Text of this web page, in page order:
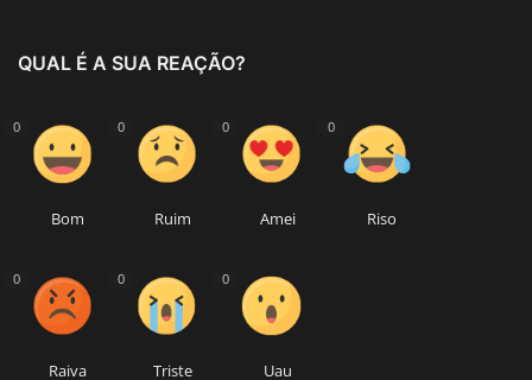
QUAL É A SUA REAÇÃO?
0
Bom
0
Ruim
0
Amei
0
Riso
0
Raiva
0
Triste
0
Uau